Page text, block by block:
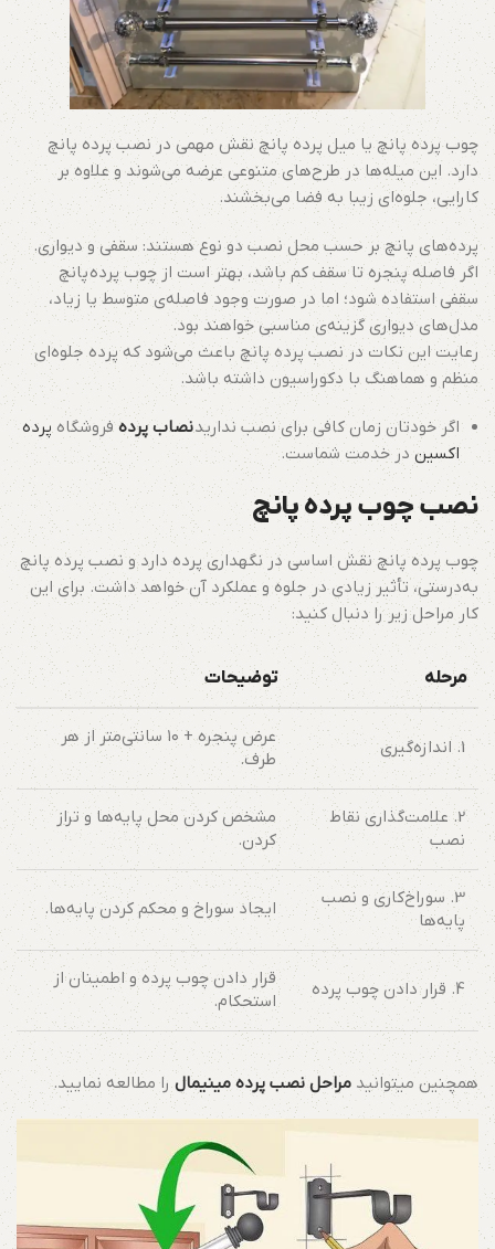
چوب پرده پانچ یا میل پرده پانچ نقش مهمی در نصب پرده پانچ
دارد. این میله‌ها در طرح‌های متنوعی عرضه می‌شوند و علاوه بر
کارایی، جلوه‌ای زیبا به فضا می‌بخشند.
پرده‌های پانچ بر حسب محل نصب دو نوع هستند: سقفی و دیواری.
اگر فاصله پنجره تا سقف کم باشد، بهتر است از چوب پرده پانچ
سقفی استفاده شود؛ اما در صورت وجود فاصله‌ی متوسط یا زیاد،
مدل‌های دیواری گزینه‌ی مناسبی خواهند بود.
رعایت این نکات در نصب پرده پانچ باعث می‌شود که پرده جلوه‌ای
منظم و هماهنگ با دکوراسیون داشته باشد.
اگر خودتان زمان کافی برای نصب نداریدنصاب پردهفروشگاهپرده
اکسین در خدمت شماست.
نصب چوب پرده پانچ
چوب پرده پانچ نقش اساسی در نگهداری پرده دارد و نصب پرده پانچ
به‌درستی، تأثیر زیادی در جلوه و عملکرد آن خواهد داشت. برای این
کار مراحل زیر را دنبال کنید:
مرحله توضیحات
1. اندازه‌گیری
عرض پنجره + ۱۰ سانتی‌متر از هر
طرف.
2. علامت‌گذاری نقاط
نصب
مشخص کردن محل پایه‌ها و تراز
کردن.
3. سوراخ‌کاری و نصب
پایه‌ها
ایجاد سوراخ و محکم کردن پایه‌ها.
4. قرار دادن چوب پرده
قرار دادن چوب پرده و اطمینان از
استحکام.
همچنین میتوانید مراحل نصب پرده مینیمالرا مطالعه نمایید.